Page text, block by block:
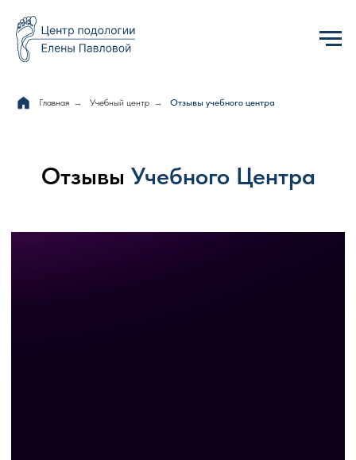
Главная → Учебный центр → Отзывы учебного центра
Отзывы Учебного Центра